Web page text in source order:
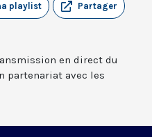
Partager
playlist
en direct du
partenariat avec les